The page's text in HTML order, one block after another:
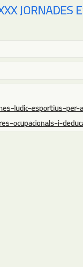
JORNADES
ludic-esportius-
ocupacionals-i-